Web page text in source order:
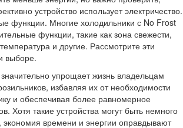
устройство использует электричество.
функции. Многие холодильники с No Frost
функции, такие как зона свежести,
и другие. Рассмотрите эти
выборе.
упрощает жизнь владельцам
избавляя их от необходимости
и обеспечивая более равномерное
Хотя такие устройства могут быть немного
экономия времени и энергии оправдывают